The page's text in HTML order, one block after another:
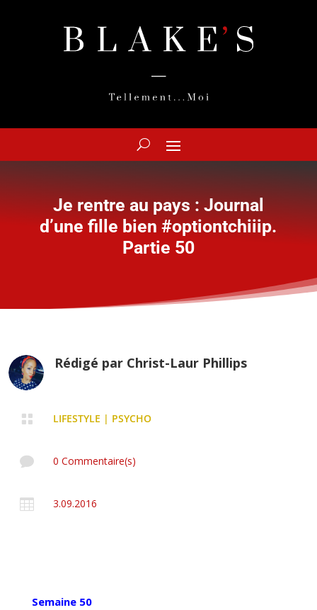
Je rentre au pays : Journal
d’une fille bien #optiontchiiip.
Partie 50
Rédigé par Christ-Laur Phillips
 LIFESTYLE | PSYCHO
 0 Commentaire(s)
 3.09.2016
Semaine 50